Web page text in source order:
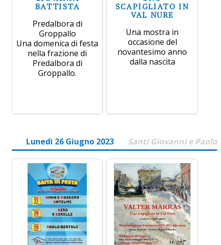
BATTISTA
Predalbora di
Groppallo
Una domenica di festa
nella frazione di
Predalbora di
Groppallo.
SCAPIGLIATO IN
VAL NURE
Una mostra in
occasione del
novantesimo anno
dalla nascita
Lunedì 26 Giugno 2023 Santi Giovanni e Paolo